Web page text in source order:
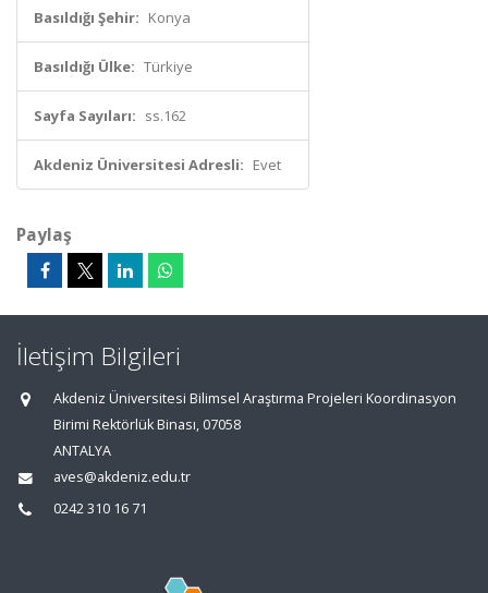
Basıldığı Şehir: Konya
Basıldığı Ülke: Türkiye
Sayfa Sayıları: ss.162
Akdeniz Üniversitesi Adresli: Evet
Paylaş
İletişim Bilgileri
Akdeniz Üniversitesi Bilimsel Araştırma Projeleri Koordinasyon
Birimi Rektörlük Binası, 07058
ANTALYA
aves@akdeniz.edu.tr
0242 310 16 71